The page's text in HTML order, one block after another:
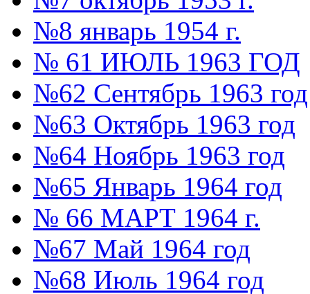
№8 январь 1954 г.
№ 61 ИЮЛЬ 1963 ГОД
№62 Сентябрь 1963 год
№63 Октябрь 1963 год
№64 Ноябрь 1963 год
№65 Январь 1964 год
№ 66 МАРТ 1964 г.
№67 Май 1964 год
№68 Июль 1964 год